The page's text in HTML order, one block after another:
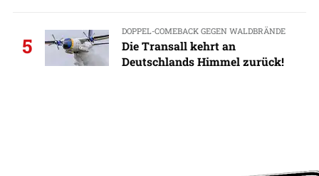
5
DOPPEL-COMEBACK GEGEN WALDBRÄNDE
Die Transall kehrt an
Deutschlands Himmel zurück!